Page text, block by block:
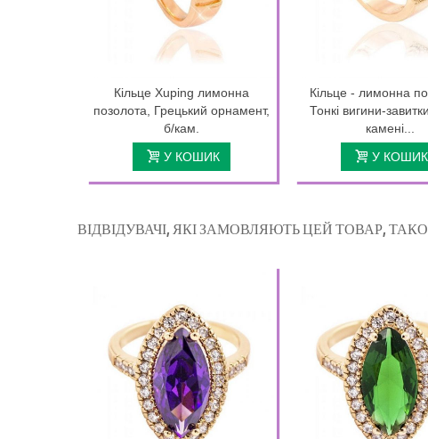
Кільце Xuping лимонна
позолота, Грецький орнамент,
б/кам.
У КОШИК
Кільце - лимонна
Тонкі вигини-
камені...
У КОШИК
ВІДВІДУВАЧІ, ЯКІ ЗАМОВЛЯЮТЬ ЦЕЙ ТОВАР,